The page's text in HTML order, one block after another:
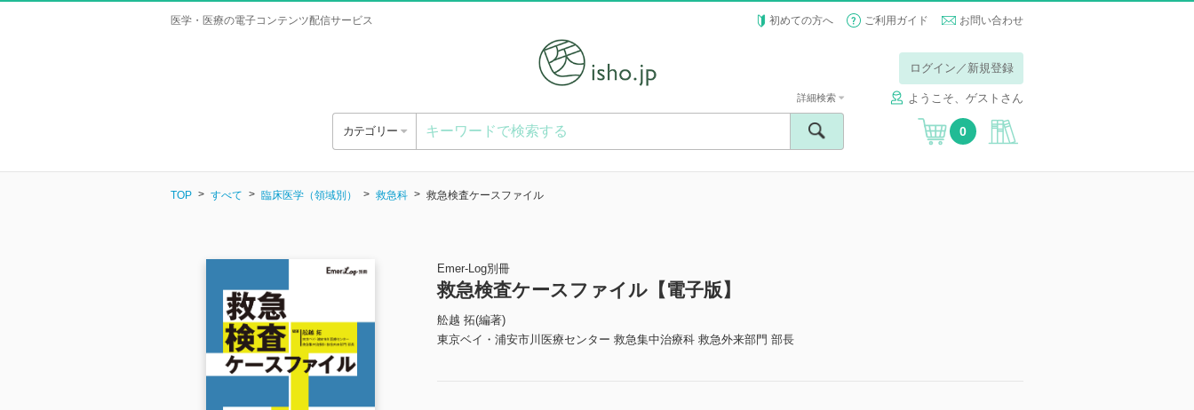
医学・医療の電子コンテンツ配信サービス 初めての方へ ご利用ガイド お問い合わせ
ログイン／新規登録
ようこそ、ゲストさん
カテゴリー
詳細検索
0
TOP すべて 臨床医学（領域別） 救急科 救急検査ケースファイル
Emer-Log別冊
救急検査ケースファイル【電子版】
舩越 拓(編著)
東京ベイ・浦安市川医療センター 救急集中治療科 救急外来部門 部長